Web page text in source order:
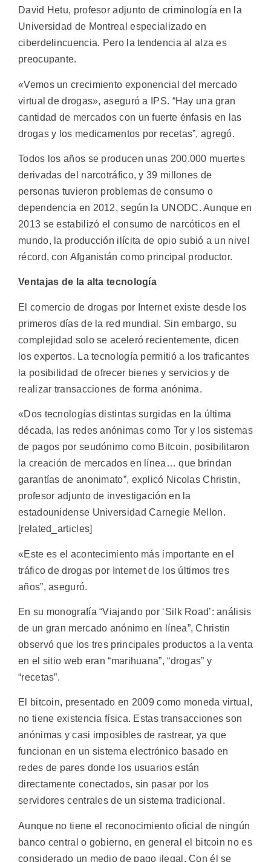
David Hetu, profesor adjunto de criminología en la
Universidad de Montreal especializado en
ciberdelincuencia. Pero la tendencia al alza es
preocupante.
«Vemos un crecimiento exponencial del mercado
virtual de drogas», aseguró a IPS. “Hay una gran
cantidad de mercados con un fuerte énfasis en las
drogas y los medicamentos por recetas”, agregó.
Todos los años se producen unas 200.000 muertes
derivadas del narcotráfico, y 39 millones de
personas tuvieron problemas de consumo o
dependencia en 2012, según la UNODC. Aunque en
2013 se estabilizó el consumo de narcóticos en el
mundo, la producción ilícita de opio subió a un nivel
récord, con Afganistán como principal productor.
Ventajas de la alta tecnología
El comercio de drogas por Internet existe desde los
primeros días de la red mundial. Sin embargo, su
complejidad solo se aceleró recientemente, dicen
los expertos. La tecnología permitió a los traficantes
la posibilidad de ofrecer bienes y servicios y de
realizar transacciones de forma anónima.
«Dos tecnologías distintas surgidas en la última
década, las redes anónimas como Tor y los sistemas
de pagos por seudónimo como Bitcoin, posibilitaron
la creación de mercados en línea… que brindan
garantías de anonimato”, explicó Nicolas Christin,
profesor adjunto de investigación en la
estadounidense Universidad Carnegie Mellon.
[related_articles]
«Este es el acontecimiento más importante en el
tráfico de drogas por Internet de los últimos tres
años”, aseguró.
En su monografía “Viajando por ‘Silk Road’: análisis
de un gran mercado anónimo en línea”, Christin
observó que los tres principales productos a la venta
en el sitio web eran “marihuana”, “drogas” y
“recetas”.
El bitcoin, presentado en 2009 como moneda virtual,
no tiene existencia física. Estas transacciones son
anónimas y casi imposibles de rastrear, ya que
funcionan en un sistema electrónico basado en
redes de pares donde los usuarios están
directamente conectados, sin pasar por los
servidores centrales de un sistema tradicional.
Aunque no tiene el reconocimiento oficial de ningún
banco central o gobierno, en general el bitcoin no es
considerado un medio de pago ilegal. Con él se